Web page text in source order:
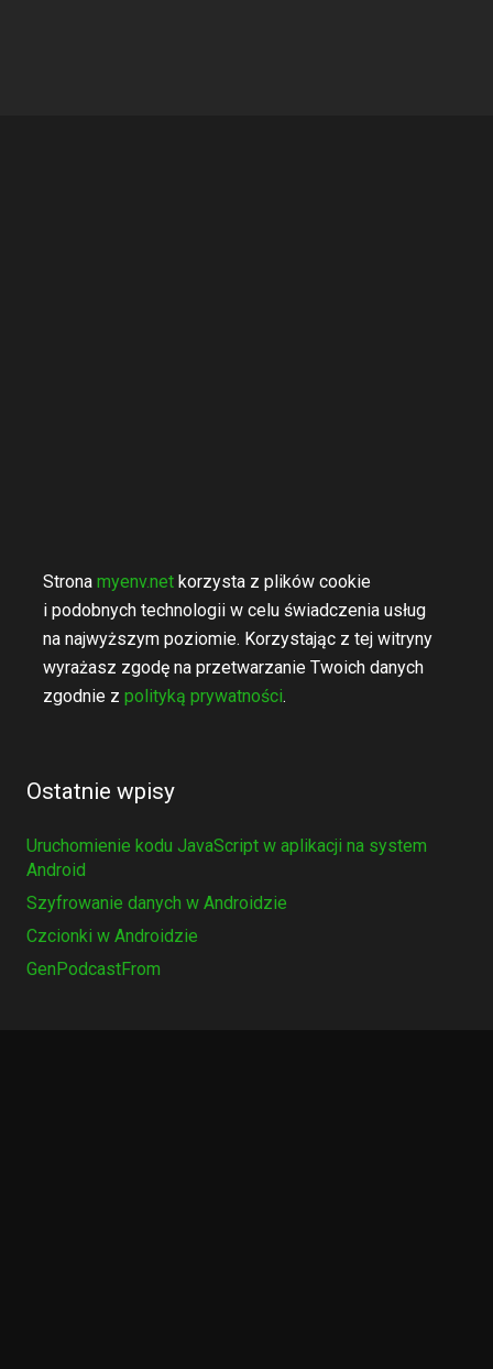
Strona myenv.net korzysta z plików cookie
i podobnych technologii w celu świadczenia usług
na najwyższym poziomie. Korzystając z tej witryny
wyrażasz zgodę na przetwarzanie Twoich danych
zgodnie z polityką prywatności.
Ostatnie wpisy
Uruchomienie kodu JavaScript w aplikacji na system
Android
Szyfrowanie danych w Androidzie
Czcionki w Androidzie
GenPodcastFrom